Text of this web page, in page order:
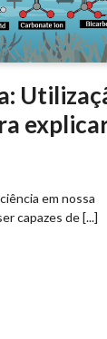
em nossa
capazes de [...]